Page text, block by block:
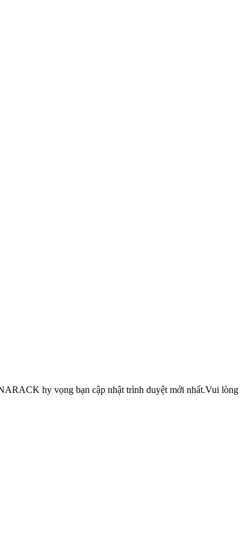
hy vọng bạn cập nhật trình duyệt mới nhất.Vui lòng